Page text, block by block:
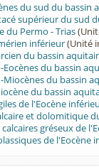
du sud du bassin
supérieur du sud
du Permo - Trias
inférieur(Unité
du bassin
Eocènes du bassin
Miocènes du bassin
du bassin
de l'Eocène
et dolomitique
calcaires gréseux de
de